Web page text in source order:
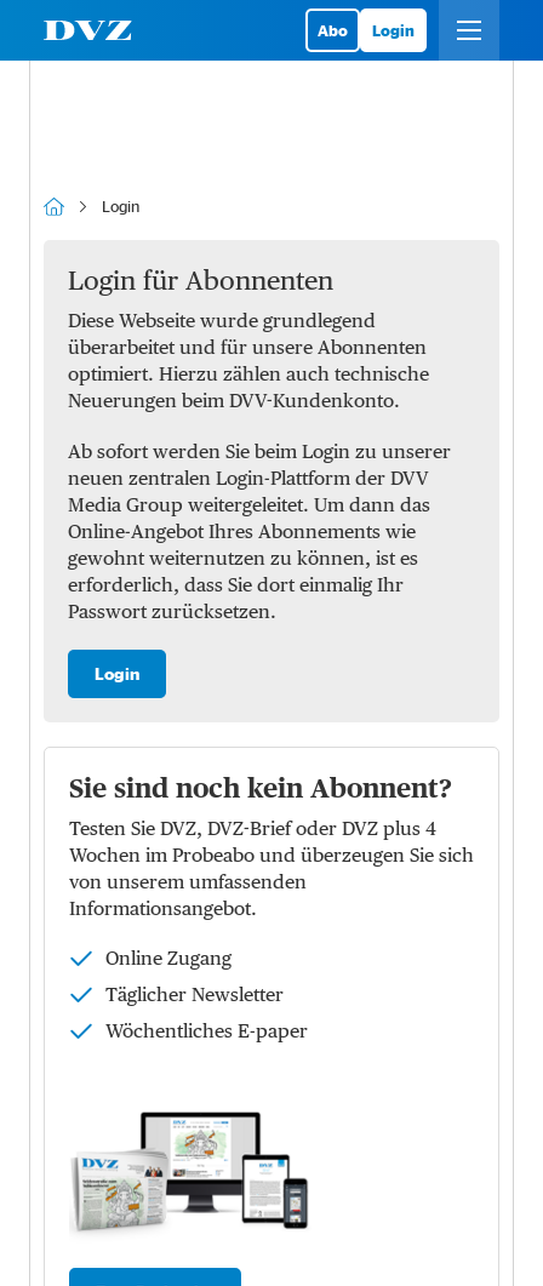
Abo Login
Login
Login für Abonnenten
Diese Webseite wurde grundlegend
überarbeitet und für unsere Abonnenten
optimiert. Hierzu zählen auch technische
Neuerungen beim DVV-Kundenkonto.
Ab sofort werden Sie beim Login zu unserer
neuen zentralen Login-Plattform der DVV
Media Group weitergeleitet. Um dann das
Online-Angebot Ihres Abonnements wie
gewohnt weiternutzen zu können, ist es
erforderlich, dass Sie dort einmalig Ihr
Passwort zurücksetzen.
Login
Sie sind noch kein Abonnent?
Testen Sie DVZ, DVZ-Brief oder DVZ plus 4
Wochen im Probeabo und überzeugen Sie sich
von unserem umfassenden
Informationsangebot.
Online Zugang
Täglicher Newsletter
Wöchentliches E-paper